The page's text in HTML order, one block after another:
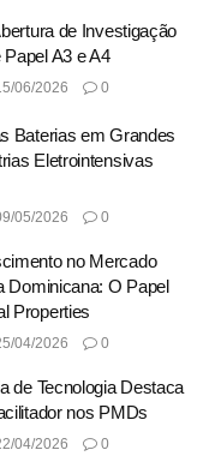
de Investigação
A3 e A4
06/2026 0
Baterias em Grandes
Eletrointensivas
05/2026 0
no Mercado
Dominicana: O Papel
Properties
04/2026 0
de Tecnologia Destaca
nos PMDs
04/2026 0